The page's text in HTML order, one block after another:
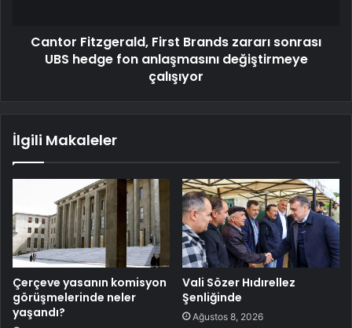
Cantor Fitzgerald, First Brands zararı sonrası
UBS hedge fon anlaşmasını değiştirmeye
çalışıyor
İlgili Makaleler
Çerçeve yasanın komisyon
görüşmelerinde neler
yaşandı?
Vali Sözer Hıdırellez
Şenliğinde
Ağustos 8, 2026